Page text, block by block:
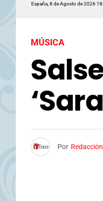
España, 8 de Agosto de 2026
MÚSICA
Por